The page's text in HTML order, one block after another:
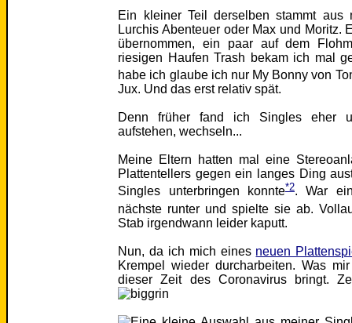
Ein kleiner Teil derselben stammt aus
Lurchis Abenteuer oder Max und Moritz.
übernommen, ein paar auf dem
riesigen Haufen Trash bekam ich mal
habe ich glaube ich nur My Bonny von
Jux. Und das erst relativ spät.
Denn früher fand ich Singles eher
aufstehen, wechseln...
Meine Eltern hatten mal eine
Plattentellers gegen ein langes Ding
Singles unterbringen konnte*2. War
nächste runter und spielte sie ab.
Stab irgendwann leider kaputt.
Nun, da ich mich eines neuen
Krempel wieder durcharbeiten. Was
dieser Zeit des Coronavirus bringt.